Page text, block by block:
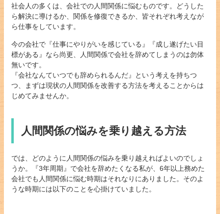
社会人の多くは、会社での人間関係に悩むものです。どうした
ら解決に導けるか、関係を修復できるか、皆それぞれ考えなが
ら仕事をしています。
今の会社で『仕事にやりがいを感じている』『成し遂げたい目
標がある』なら尚更、人間関係で会社を辞めてしまうのは勿体
無いです。
『会社なんていつでも辞められるんだ』という考えを持ちつ
つ、まずは現状の人間関係を改善する方法を考えることからは
じめてみませんか。
人間関係の悩みを乗り越える方法
では、どのように人間関係の悩みを乗り越えればよいのでしょ
うか。『3年周期』で会社を辞めたくなる私が、6年以上務めた
会社でも人間関係に悩む時期はそれなりにありました。そのよ
うな時期には以下のことを心掛けていました。